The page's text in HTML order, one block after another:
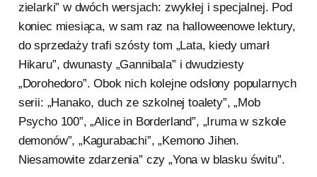
zielarki” w dwóch wersjach: zwykłej i specjalnej. Pod
koniec miesiąca, w sam raz na halloweenowe lektury,
do sprzedaży trafi szósty tom „Lata, kiedy umarł
Hikaru”, dwunasty „Gannibala” i dwudziesty
„Dorohedoro”. Obok nich kolejne odsłony popularnych
serii: „Hanako, duch ze szkolnej toalety”, „Mob
Psycho 100”, „Alice in Borderland”, „Iruma w szkole
demonów”, „Kagurabachi”, „Kemono Jihen.
Niesamowite zdarzenia” czy „Yona w blasku świtu”.